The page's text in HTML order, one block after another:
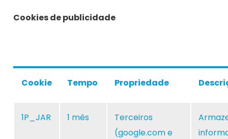
Cookies de publicidade
Cookie Tempo Propriedade
1P_JAR 1 mês
Terceiros
(google.com e